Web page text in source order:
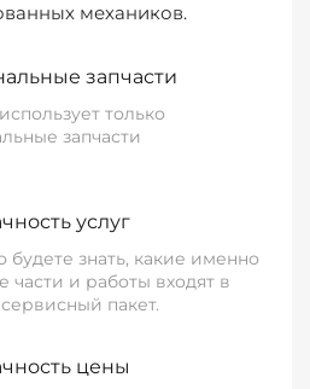
механиков.
запчасти
только
запчасти
услуг
будете знать, какие именно
части и работы входят в
пакет.
цены